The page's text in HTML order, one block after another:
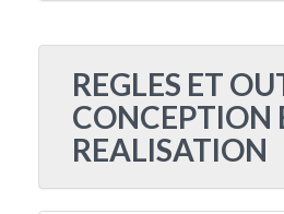
REGLES ET
CONCEPTION
REALISATION